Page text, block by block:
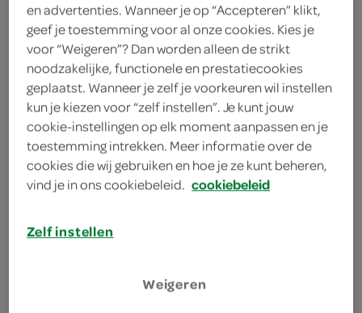
verwerkt in de winkelmand.
omschrijving
en advertenties. Wanneer je op “Accepteren” klikt,
geef je toestemming voor al onze cookies. Kies je
voor “Weigeren”? Dan worden alleen de strikt
noodzakelijke, functionele en prestatiecookies
geplaatst. Wanneer je zelf je voorkeuren wil instellen
kun je kiezen voor “zelf instellen”. Je kunt jouw
cookie-instellingen op elk moment aanpassen en je
toestemming intrekken. Meer informatie over de
cookies die wij gebruiken en hoe je ze kunt beheren,
vind je in ons cookiebeleid. cookiebeleid
Zelf instellen
Weigeren